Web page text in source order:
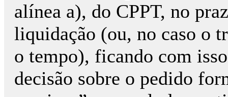
alínea a), do CPPT, no
liquidação (ou, no caso o
o tempo), ficando com
decisão sobre o pedido